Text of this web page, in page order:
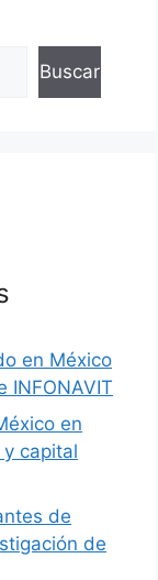
Buscar
en México
INFONAVIT
en
capital
de
de